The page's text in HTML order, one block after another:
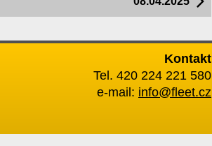
Kontakt
Tel. 420 224 221 580
e-mail: info@fleet.cz